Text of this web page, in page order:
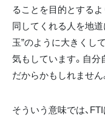
ることを目的とする
同してくれる人を地
玉”のように大きくし
気もしています。自
だからかもしれません
そういう意味では、